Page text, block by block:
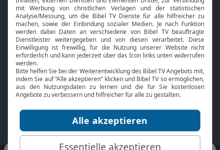
Bibelthek Online-Bibel
Nächster Gottesdienst
Bibel TV
Über uns
Jobs
Mediadaten
Service
Kontakt
TV-Empfang